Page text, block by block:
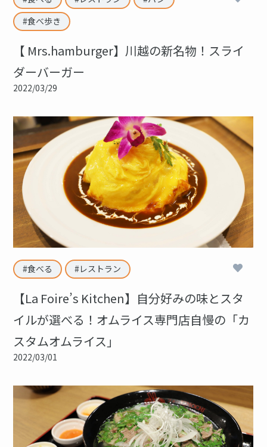
食べ歩き
【 Mrs.hamburger】川越の新名物！スライ
ダーバーガー
2022/03/29
食べる レストラン
【La Foire’s Kitchen】自分好みの味とスタ
イルが選べる！オムライス専門店自慢の「カ
スタムオムライス」
2022/03/01